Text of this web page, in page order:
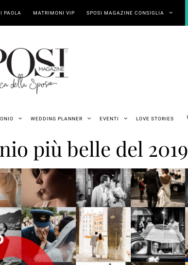
PAOLA MATRIMONI VIP SPOSI MAGAZINE CONSIGLIA
WEDDING PLANNER EVENTI LOVE STORIES
più belle del 2019